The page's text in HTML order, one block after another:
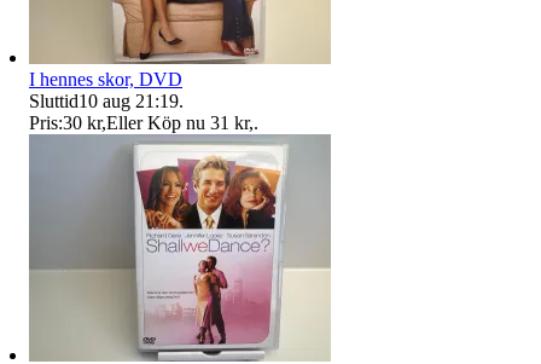
I hennes skor, DVD
Sluttid10 aug 21:19.
Pris:30 kr,Eller Köp nu 31 kr,.